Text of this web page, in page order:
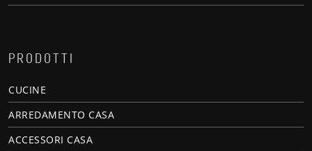
PRODOTTI
CUCINE
ARREDAMENTO CASA
ACCESSORI CASA